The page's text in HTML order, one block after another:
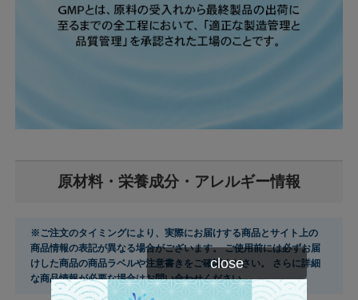
原材料・栄養成分・アレルギー情報
※ご注文のタイミングにより、実際にお届けする商品とサイト上の
商品情報の表記が異なる場合がございます。 ご使用前には必ずお届
けした商品の商品ラベルや注意書きをご確認ください。 さらに詳細
な商品情報が必要な場合はお問い合わせください。
close